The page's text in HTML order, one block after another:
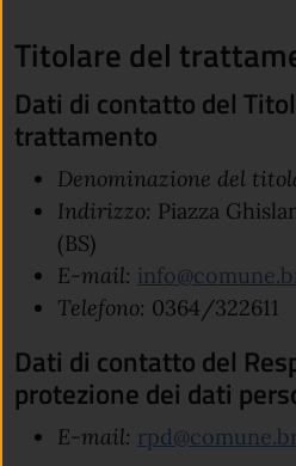
Titolare del
Dati di contatto del
trattamento
Denominazione del
Indirizzo: Piazza
(BS)
E-mail:
Telefono: 0364/322611
Dati di contatto del
protezione dei dati
E-mail: